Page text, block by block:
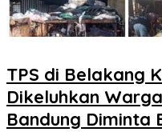
TPS di Belakang
Dikeluhkan
Bandung Diminta